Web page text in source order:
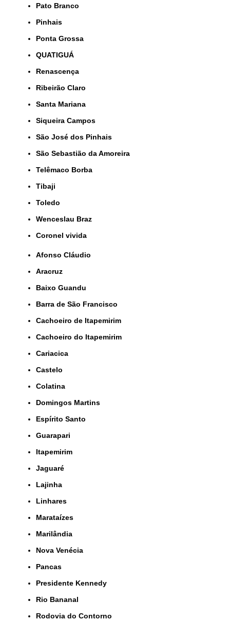
Pato Branco
Pinhais
Ponta Grossa
QUATIGUÁ
Renascença
Ribeirão Claro
Santa Mariana
Siqueira Campos
São José dos Pinhais
São Sebastião da Amoreira
Telêmaco Borba
Tibaji
Toledo
Wenceslau Braz
coronel vivida
Afonso Cláudio
Aracruz
Baixo Guandu
Barra de São Francisco
Cachoeiro de Itapemirim
Cachoeiro do Itapemirim
Cariacica
Castelo
Colatina
Domingos Martins
Espírito Santo
Guarapari
Itapemirim
Jaguaré
Lajinha
Linhares
Marataízes
Marilândia
Nova Venécia
Pancas
Presidente Kennedy
Rio Bananal
Rodovia do Contorno